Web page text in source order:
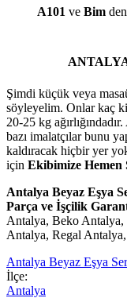
A101 ve Bim
Şimdi küçük veya
söyleyelim. Onlar kaç
20-25 kg
bazı imalatçılar bunu
kaldıracak hiçbir yer
için Ekibimize
Antalya Beyaz Eşya
Parça ve İşçilik
Antalya, Beko
Antalya, Regal
Antalya Beyaz Eşya
İlçe:
Antalya